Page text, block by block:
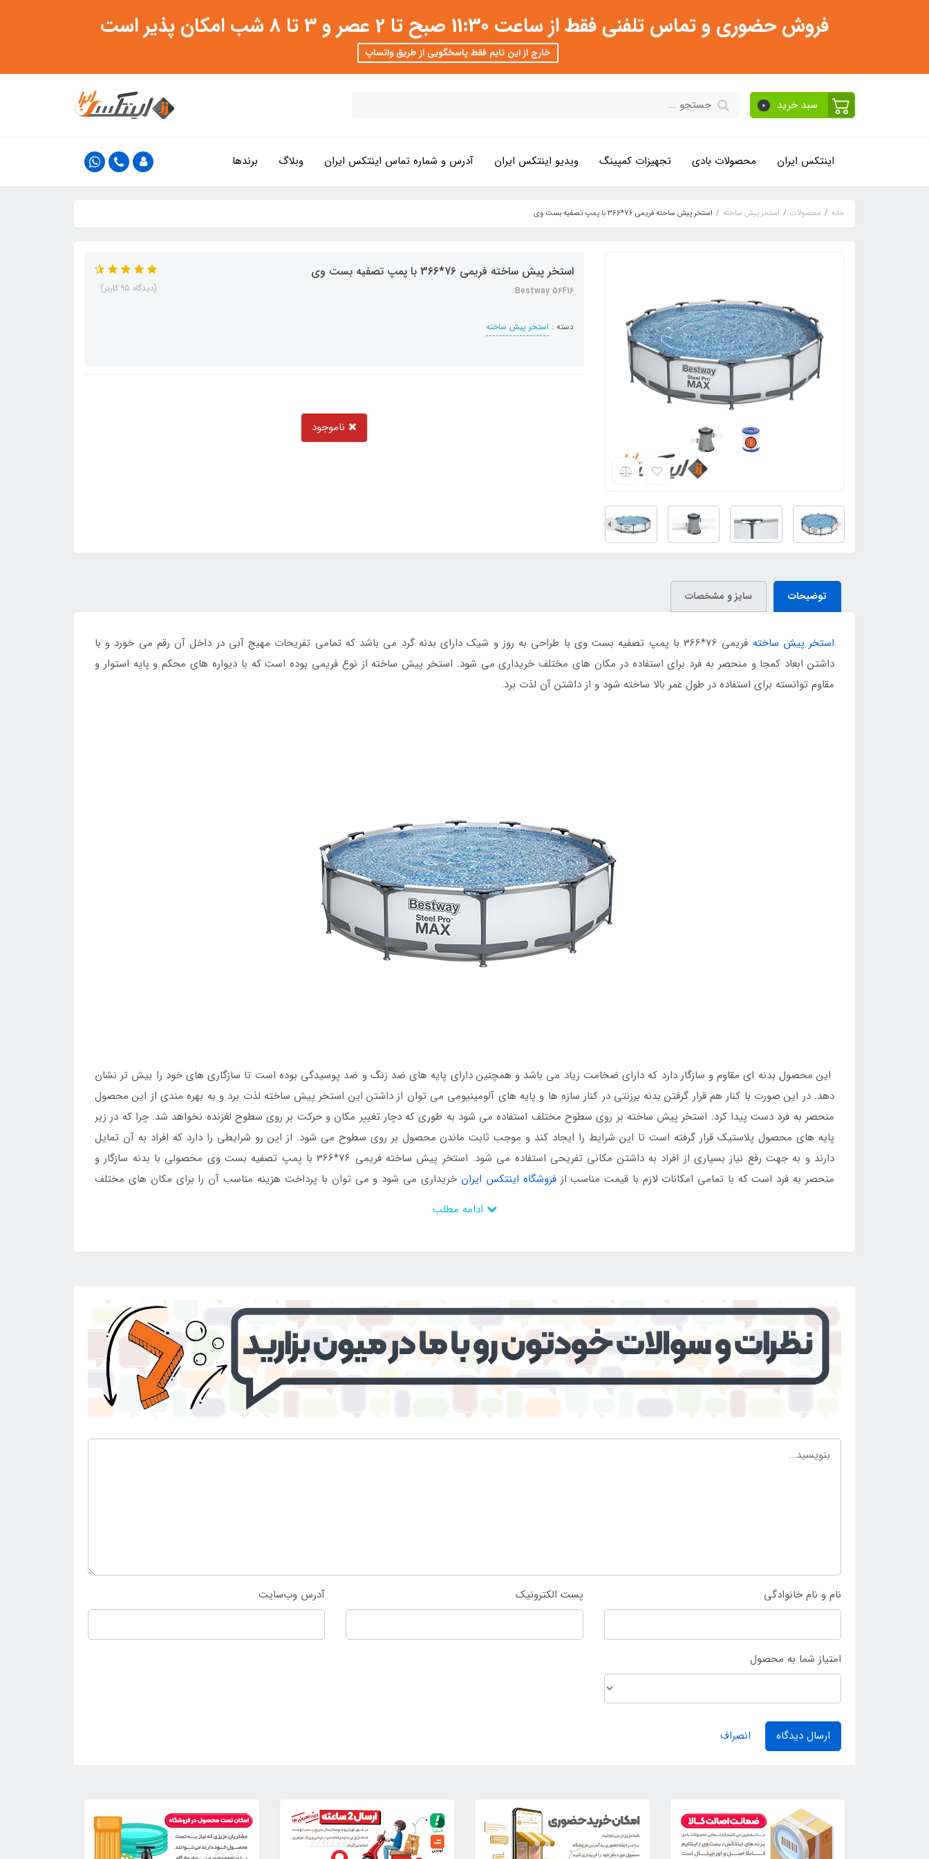
فروش حضوری و تماس تلفنی فقط از ساعت 11:30 صبح تا 2 عصر و 3 تا 8 شب امکان پذیر است
خارج از این تایم فقط پاسخگویی از طریق واتساپ
سبد خرید 0
اینتکس ایران محصولات بادی تجهیزات کمپینگ ویدیو اینتکس ایران آدرس و شماره تماس اینتکس ایران وبلاگ برندها
خانه محصولات استخر پیش ساخته استخر پیش ساخته فریمی 76*366 با پمپ تصفیه بست وی
استخر پیش ساخته فریمی 76*366 با پمپ تصفیه بست وی
Bestway 56416
دسته : استخر پیش ساخته
(دیدگاه 95 کاربر)
ناموجود
توضیحات سایز و مشخصات
استخر پیش ساخته
فریمی 76*366 با پمپ تصفیه بست وی با طراحی به روز و شیک دارای بدنه گرد می باشد که تمامی تفریحات مهیج آبی در داخل آن رقم می خورد و با
داشتن ابعاد کمجا و منحصر به فرد برای استفاده در مکان های مختلف خریداری می شود. استخر پیش ساخته از نوع فریمی بوده است که با دیواره های محکم و پایه استوار و
مقاوم توانسته برای استفاده در طول عمر بالا ساخته شود و از داشتن آن لذت برد.
این محصول بدنه ای مقاوم و سازگار دارد که دارای ضخامت زیاد می باشد و همچنین دارای پایه های ضد زنگ و ضد پوسیدگی بوده است تا سازگاری های خود را بیش تر نشان
دهد. در این صورت با کنار هم قرار گرفتن بدنه برزنتی در کنار سازه ها و پایه های آلومینیومی می توان از داشتن این استخر پیش ساخته لذت برد و به بهره مندی از این محصول
منحصر به فرد دست پیدا کرد. استخر پیش ساخته بر روی سطوح مختلف استفاده می شود به طوری که دچار تغییر مکان و حرکت بر روی سطوح لغزنده نخواهد شد. چرا که در زیر
پایه های محصول پلاستیک قرار گرفته است تا این شرایط را ایجاد کند و موجب ثابت ماندن محصول بر روی سطوح می شود. از این رو شرایطی را دارد که افراد به آن تمایل
دارند و به جهت رفع نیاز بسیاری از افراد به داشتن مکانی تفریحی استفاده می شود. استخر پیش ساخته فریمی 76*366 با پمپ تصفیه بست وی محصولی با بدنه سازگار و
منحصر به فرد است که با تمامی امکانات لازم با قیمت مناسب ازفروشگاه اینتکس ایران خریداری می شود و می توان با پرداخت هزینه مناسب آن را برای مکان های مختلف
نام و نام خانوادگی پست الکترونیک آدرس وب‌سایت
امتیاز شما به محصول
ارسال دیدگاه انصراف